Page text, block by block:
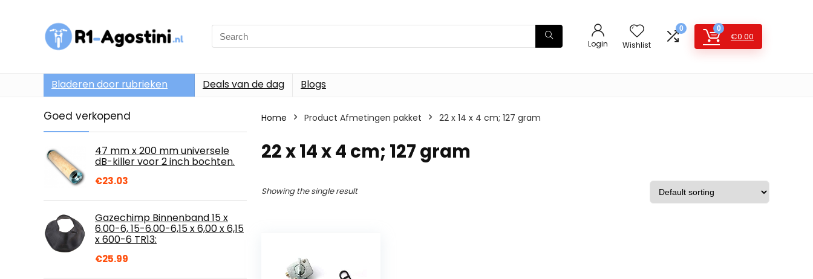
Search
for:
Login Wishlist
0 0
€0.00
Bladeren door rubrieken Deals van de dag Blogs
Goed verkopend
47 mm x 200 mm universele
dB-killer voor 2 inch bochten.
€23.03
Gazechimp Binnenband 15 x
6.00-6, 15-6.00-6,15 x 6,00 x 6,15
x 600-6 TR13:
€25.99
Home Product Afmetingen pakket 22 x 14 x 4 cm; 127 gram
22 x 14 x 4 cm; 127 gram
Showing the single result